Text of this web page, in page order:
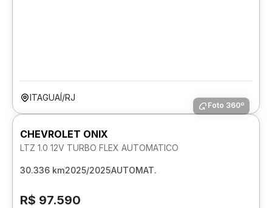
ITAGUAÍ/RJ
Foto 360º
CHEVROLET ONIX
LTZ 1.0 12V TURBO FLEX AUTOMATICO
30.336 km2025/2025AUTOMAT.
R$ 97.590